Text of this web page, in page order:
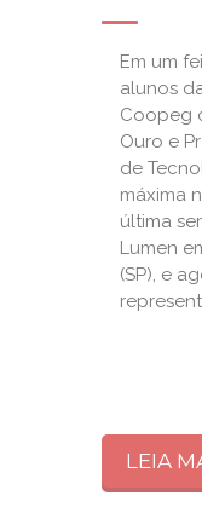
Em um
alunos
Coopeg
Ouro e
de
máxima
última
Lumen
(SP), e
LEIA